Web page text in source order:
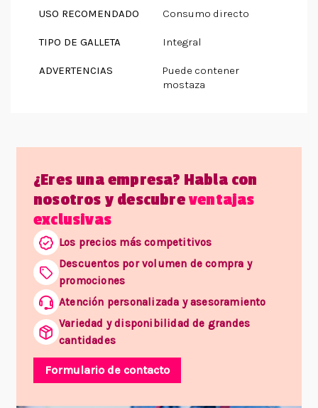
USO RECOMENDADO Consumo directo
TIPO DE GALLETA Integral
ADVERTENCIAS
Puede contener
mostaza
¿Eres una empresa? Habla con
nosotros y descubreventajas
exclusivas
Los precios más competitivos
Descuentos por volumen de compra y
promociones
Atención personalizada y asesoramiento
Variedad y disponibilidad de grandes
cantidades
Formulario de contacto